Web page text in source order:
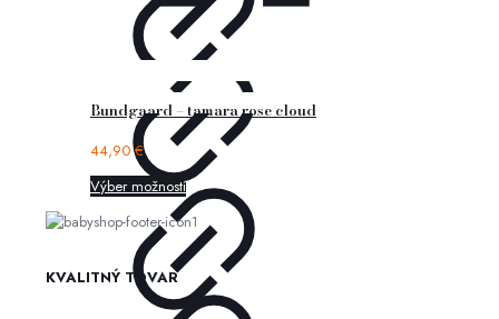
Bundgaard – tamara rose cloud
44,90€
Výber možností
KVALITNÝ TOVAR